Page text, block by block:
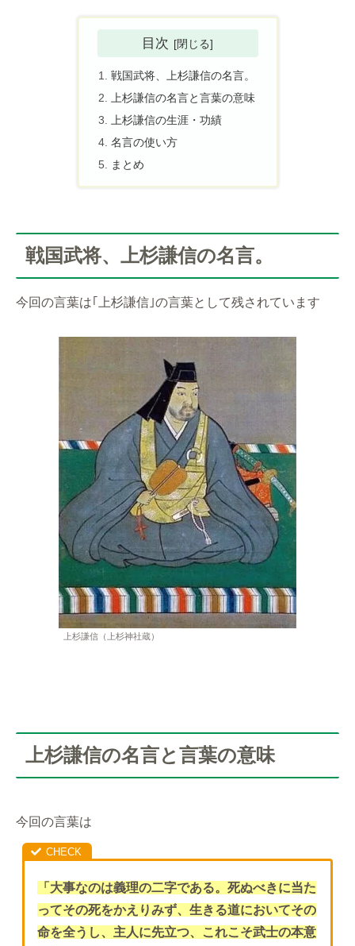
目次
戦国武将、上杉謙信の名言。
上杉謙信の名言と言葉の意味
上杉謙信の生涯・功績
名言の使い方
まとめ
戦国武将、上杉謙信の名言。
今回の言葉は｢上杉謙信｣の言葉として残されています
上杉謙信（上杉神社蔵）
上杉謙信の名言と言葉の意味
今回の言葉は
「大事なのは義理の二字である。死ぬべきに当た
ってその死をかえりみず、生きる道においてその
命を全うし、主人に先立つ、これこそ武士の本意